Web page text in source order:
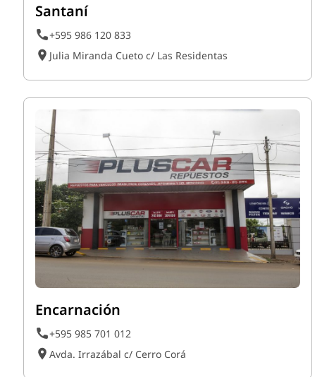
Santaní
+595 986 120 833
Julia Miranda Cueto c/ Las Residentas
Encarnación
+595 985 701 012
Avda. Irrazábal c/ Cerro Corá